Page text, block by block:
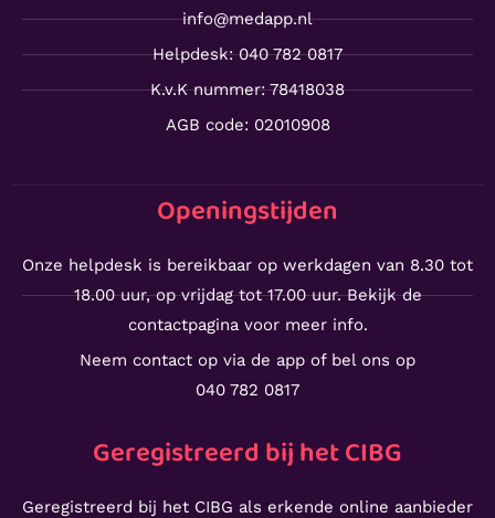
info@medapp.nl
Helpdesk: 040 782 0817
K.v.K nummer: 78418038
AGB code: 02010908
Openingstijden
Onze helpdesk is bereikbaar op werkdagen van 8.30 tot
18.00 uur, op vrijdag tot 17.00 uur. Bekijk de
contactpagina voor meer info.
Neem contact op via de app of bel ons op
040 782 0817
Geregistreerd bij het CIBG
Geregistreerd bij het CIBG als erkende online aanbieder